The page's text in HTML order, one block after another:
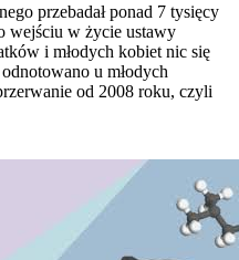
przebadał ponad 7 tysięcy
wejściu w życie ustawy
i młodych kobiet nic się
u młodych
od 2008 roku, czyli